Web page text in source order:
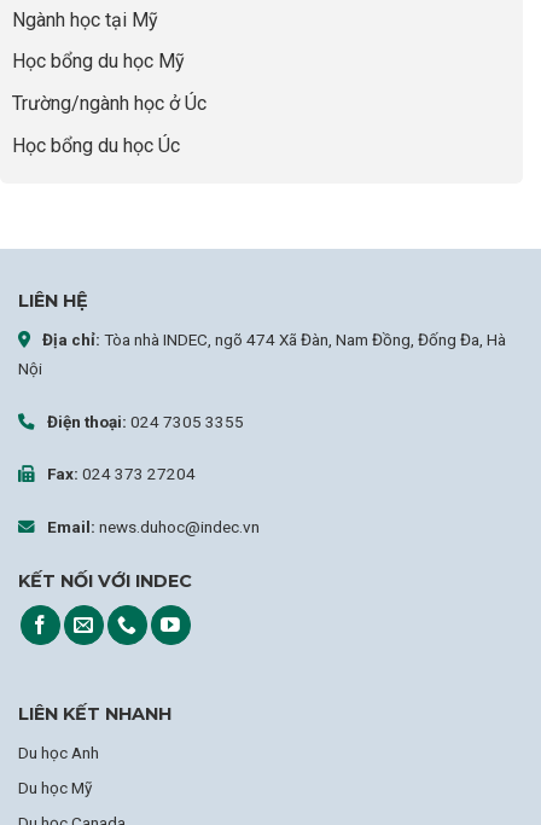
chọn
sự
Ngành học tại Mỹ
Học bổng du học Mỹ
Trường/ngành học ở Úc
Học bổng du học Úc
LIÊN HỆ
Địa chỉ: Tòa nhà INDEC, ngõ 474 Xã Đàn, Nam Đồng, Đống Đa, Hà
Nội
Điện thoại: 024 7305 3355
Fax: 024 373 27204
Email: news.duhoc@indec.vn
KẾT NỐI VỚI INDEC
LIÊN KẾT NHANH
Du học Anh
Du học Mỹ